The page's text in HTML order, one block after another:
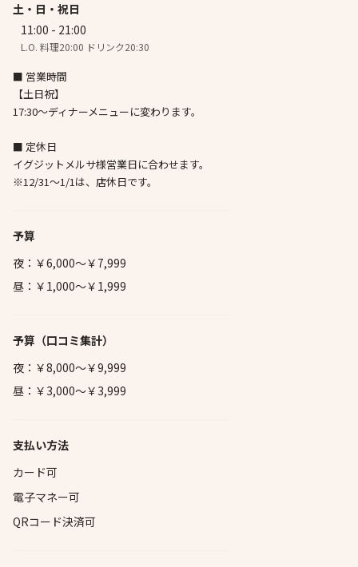
土・日・祝日
11:00 - 21:00
L.O. 料理20:00 ドリンク20:30
■ 営業時間
【土日祝】
17:30～ディナーメニューに変わります。
■ 定休日
イグジットメルサ様営業日に合わせます。
※12/31～1/1は、店休日です。
予算
夜：￥6,000～￥7,999
昼：￥1,000～￥1,999
予算 （口コミ集計）
夜：￥8,000～￥9,999
昼：￥3,000～￥3,999
支払い方法
カード可
電子マネー可
QRコード決済可